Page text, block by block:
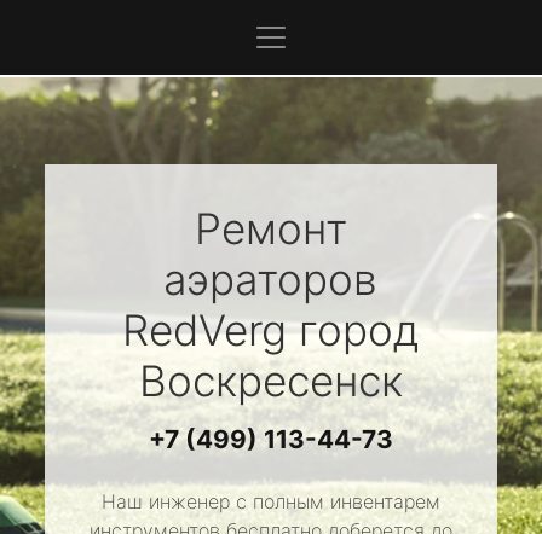
Ремонт
аэраторов
RedVergгород
Воскресенск
+7 (499) 113-44-73
Наш инженер с полным инвентарем